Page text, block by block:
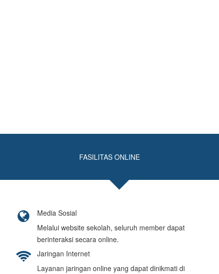
FASILITAS ONLINE
Media Sosial
Melalui website sekolah, seluruh member dapat
berinteraksi secara online.
Jaringan Internet
Layanan jaringan online yang dapat dinikmati di